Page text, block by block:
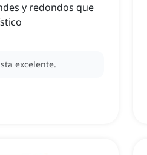
y redondos que
excelente.